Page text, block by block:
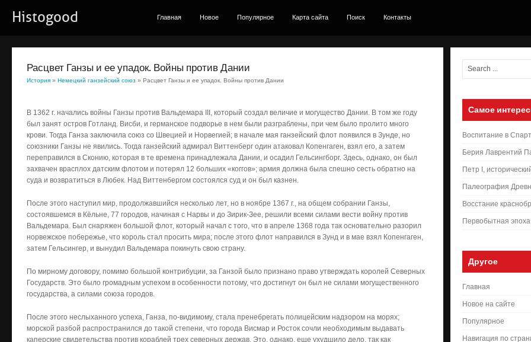
Histogood Главная Новое Популярное Карта сайта Поиск Контакты
Расцвет Ганзы и ее упадок. Войны против Дании
История » Немецкий ганзейский союз » Расцвет Ганзы и ее упадок. Войны против Дании
В 1362 г. начались войны Ганзы против Вальдемара III, который создал величие и могущество Дании. В том же году
был занят остров Готланд. Висби, и германское подворье в нем были разграблены, при чем было пролито много
крови. Тогда Ганза заключила союз со Швецией и Норвегией; в начале мая ганзейский флот появился в Зунде, но
союзники Ганзы не явились. Тогда ганзейский адмирал Виттенберг один атаковал Копенгаген, взял его, а затем
переправился в Сконию, которая в те времена принадлежала Дании, и осадил Гельсингборг. Здесь, однако, он был
захвачен врасплох датским флотом и потерял 12 больших «коггов»; армия должна была спешно сесть обратно на
суда и возвратиться в Любек. Над Виттенбергом состоялся суд и он был казнен.
После этого наступил мир, продолжавшийся несколько лет, но в ноябре 1367 г., на общем собрании Ганзы,
состоявшемся в Кёльне, 77 городов, начиная с Нарвы и до Зирик-Зее, решили всеми силами вести войну против
Вальдемара. Был снаряжен большой флот, который начал с того, что в апреле 1368 года так основательно разорил
норвежское побережье, что король стал просить мира; после этого флот направился в Зунд и в мае взял Копенгаген,
затем Гельсингер, и вынудил Вальдемара покинуть свою страну.
По мирному договору, помимо большой контрибуции, за Ганзой было признано право утверждать королей Северных
Государств. Это было громадным успехом в особенности потому, что достигнут он был не силами могущественного
государства, а силами союза городов.
После этого неслыханного успеха, Ганза, по-видимому, стала пренебрегать полицейским надзором на морях;
морской разбой распространился до такой степени, что города Висмар и Росток сочли необходимым выдавать
каперские свидетельства против кораблей трех северных держав. Это, однако, еще ухудшило дело, так как
Самое
Воспитание в
Берия Лаврентий
Петр I,
Палеография
Восстание
Первобытная
Другое
Главная
Новое на сайте
Популярное
Навигация по